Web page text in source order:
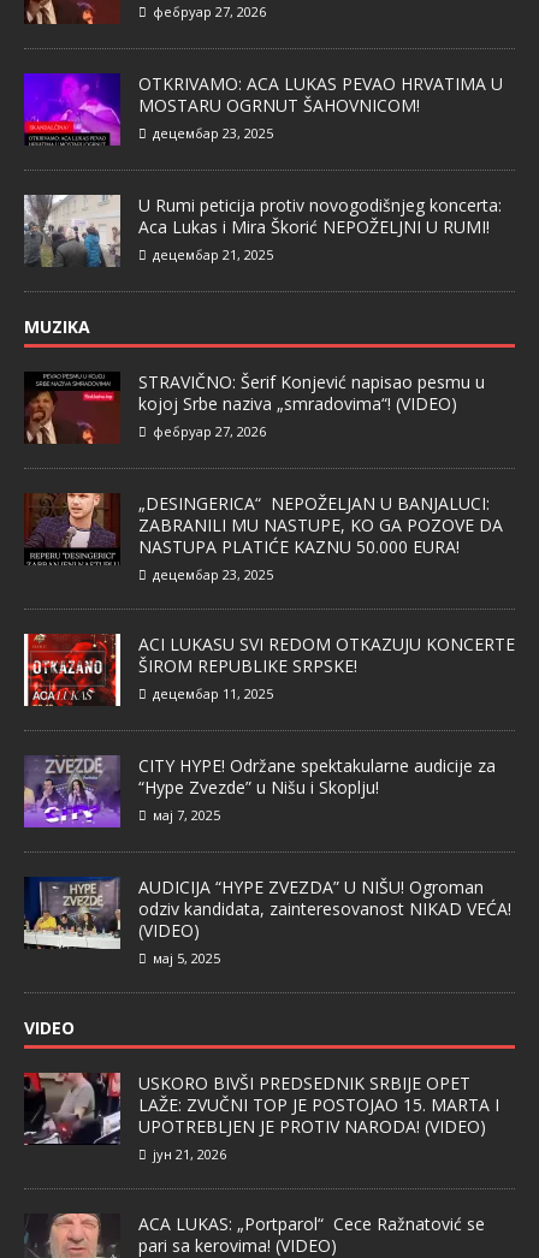
фебруар 27, 2026
OTKRIVAMO: ACA LUKAS PEVAO HRVATIMA U
MOSTARU OGRNUT ŠAHOVNICOM!
децембар 23, 2025
U Rumi peticija protiv novogodišnjeg koncerta:
Aca Lukas i Mira Škorić NEPOŽELJNI U RUMI!
децембар 21, 2025
MUZIKA
STRAVIČNO: Šerif Konjević napisao pesmu u
kojoj Srbe naziva „smradovima“! (VIDEO)
фебруар 27, 2026
„DESINGERICA“ NEPOŽELJAN U BANJALUCI:
ZABRANILI MU NASTUPE, KO GA POZOVE DA
NASTUPA PLATIĆE KAZNU 50.000 EURA!
децембар 23, 2025
ACI LUKASU SVI REDOM OTKAZUJU KONCERTE
ŠIROM REPUBLIKE SRPSKE!
децембар 11, 2025
CITY HYPE! Održane spektakularne audicije za
“Hype Zvezde” u Nišu i Skoplju!
мај 7, 2025
AUDICIJA “HYPE ZVEZDA” U NIŠU! Ogroman
odziv kandidata, zainteresovanost NIKAD VEĆA!
(VIDEO)
мај 5, 2025
VIDEO
USKORO BIVŠI PREDSEDNIK SRBIJE OPET
LAŽE: ZVUČNI TOP JE POSTOJAO 15. MARTA I
UPOTREBLJEN JE PROTIV NARODA! (VIDEO)
јун 21, 2026
ACA LUKAS: „Portparol“ Cece Ražnatović se
pari sa kerovima! (VIDEO)